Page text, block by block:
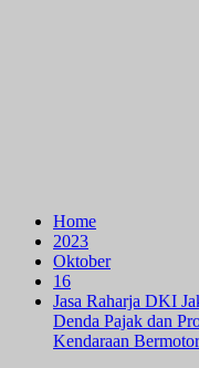
Home
2023
Oktober
16
Jasa Raharja DKI
Denda Pajak dan
Kendaraan Bermotor